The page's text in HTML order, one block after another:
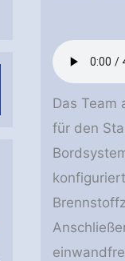
Das Team
für den